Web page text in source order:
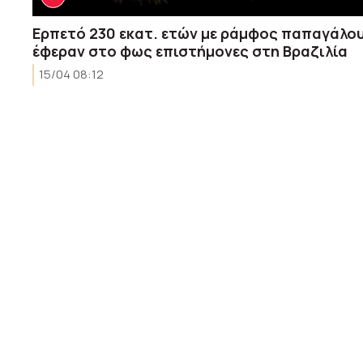
Ερπετό 230 εκατ. ετών με ράμφος
έφεραν στο φως επιστήμονες στη Βραζιλία
15/04 08:12